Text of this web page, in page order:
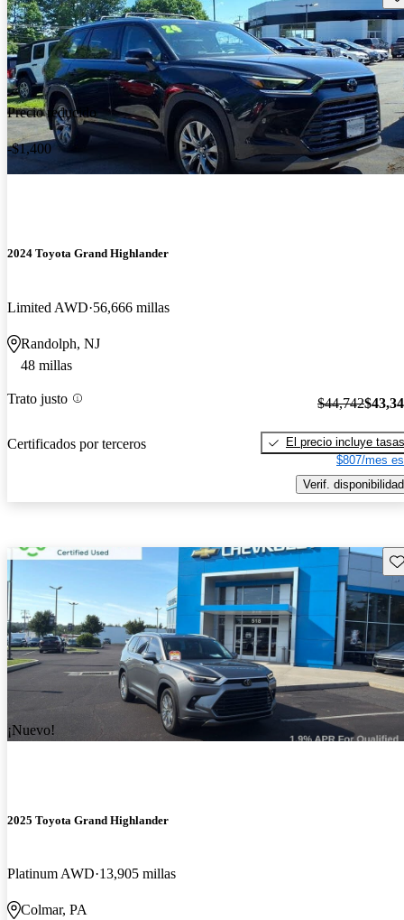
Precio reducido
-$1,400
2024 Toyota Grand Highlander
Limited AWD 56,666 millas
Randolph, NJ
48 millas
Trato justo
Certificados por terceros
$44,742
El precio incluye tasas
$807/mes
Verif. disponibilidad
¡Nuevo!
2025 Toyota Grand Highlander
Platinum AWD 13,905 millas
Colmar, PA